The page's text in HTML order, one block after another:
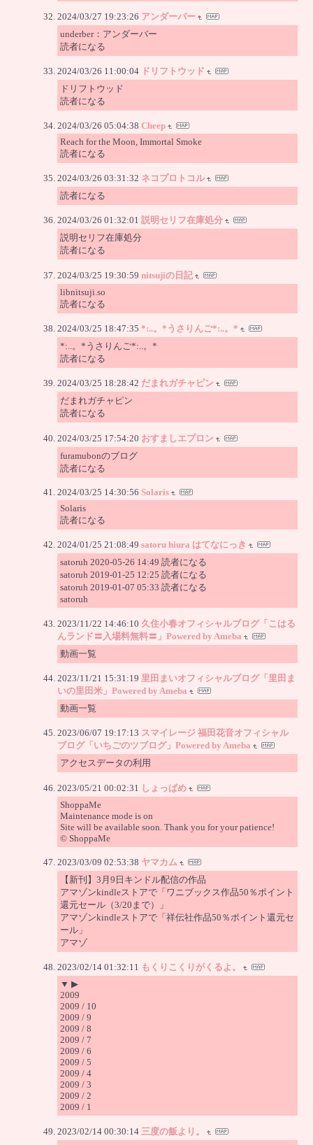
2024/03/27 19:23:26 アンダーバー
underber：アンダーバー
読者になる
2024/03/26 11:00:04 ドリフトウッド
ドリフトウッド
読者になる
2024/03/26 05:04:38 Cheep
Reach for the Moon, Immortal Smoke
読者になる
2024/03/26 03:31:32 ネコプロトコル
読者になる
2024/03/26 01:32:01 説明セリフ在庫処分
説明セリフ在庫処分
読者になる
2024/03/25 19:30:59 nitsujiの日記
libnitsuji.so
読者になる
2024/03/25 18:47:35 *:..。*うさりんご*:..。*
*:..。*うさりんご*:..。*
読者になる
2024/03/25 18:28:42 だまれガチャピン
だまれガチャピン
読者になる
2024/03/25 17:54:20 おすましエプロン
furamubonのブログ
読者になる
2024/03/25 14:30:56 Solaris
Solaris
読者になる
2024/01/25 21:08:49 satoru hiura はてなにっき
satoruh 2020-05-26 14:49 読者になる
satoruh 2019-01-25 12:25 読者になる
satoruh 2019-01-07 05:33 読者になる
satoruh
2023/11/22 14:46:10 久住小春オフィシャルブログ「こはる
んランド〓入場料無料〓」Powered by Ameba
動画一覧
2023/11/21 15:31:19 里田まいオフィシャルブログ「里田ま
いの里田米」Powered by Ameba
動画一覧
2023/06/07 19:17:13 スマイレージ 福田花音オフィシャル
ブログ「いちごのツブログ」Powered by Ameba
アクセスデータの利用
2023/05/21 00:02:31 しょっぱめ
ShoppaMe
Maintenance mode is on
Site will be available soon. Thank you for your patience!
© ShoppaMe
2023/03/09 02:53:38 ヤマカム
【新刊】3月9日キンドル配信の作品
アマゾンkindleストアで「ワニブックス作品50％ポイント
還元セール（3/20まで）」
アマゾンkindleストアで「祥伝社作品50％ポイント還元セ
ール」
アマゾ
2023/02/14 01:32:11 もくりこくりがくるよ。
▼ ▶
2009
2009 / 10
2009 / 9
2009 / 8
2009 / 7
2009 / 6
2009 / 5
2009 / 4
2009 / 3
2009 / 2
2009 / 1
2023/02/14 00:30:14 三度の飯より。